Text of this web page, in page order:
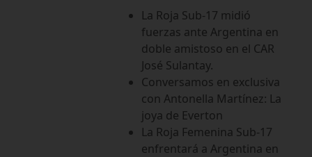
La Roja Sub-17 midió
fuerzas ante Argentina en
doble amistoso en el CAR
José Sulantay.
Conversamos en exclusiva
con Antonella Martínez: La
joya de Everton
La Roja Femenina Sub-17
enfrentará a Argentina en